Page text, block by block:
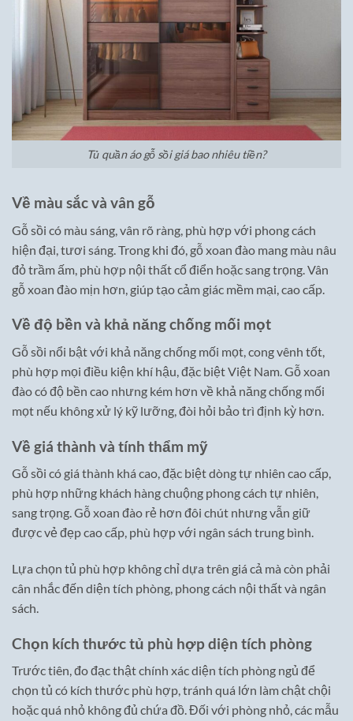
Tủ quần áo gỗ sồi giá bao nhiêu tiền?
Về màu sắc và vân gỗ
Gỗ sồi có màu sáng, vân rõ ràng, phù hợp với phong cách
hiện đại, tươi sáng. Trong khi đó, gỗ xoan đào mang màu nâu
đỏ trầm ấm, phù hợp nội thất cổ điển hoặc sang trọng. Vân
gỗ xoan đào mịn hơn, giúp tạo cảm giác mềm mại, cao cấp.
Về độ bền và khả năng chống mối mọt
Gỗ sồi nổi bật với khả năng chống mối mọt, cong vênh tốt,
phù hợp mọi điều kiện khí hậu, đặc biệt Việt Nam. Gỗ xoan
đào có độ bền cao nhưng kém hơn về khả năng chống mối
mọt nếu không xử lý kỹ lưỡng, đòi hỏi bảo trì định kỳ hơn.
Về giá thành và tính thẩm mỹ
Gỗ sồi có giá thành khá cao, đặc biệt dòng tự nhiên cao cấp,
phù hợp những khách hàng chuộng phong cách tự nhiên,
sang trọng. Gỗ xoan đào rẻ hơn đôi chút nhưng vẫn giữ
được vẻ đẹp cao cấp, phù hợp với ngân sách trung bình.
Lựa chọn tủ phù hợp không chỉ dựa trên giá cả mà còn phải
cân nhắc đến diện tích phòng, phong cách nội thất và ngân
sách.
Chọn kích thước tủ phù hợp diện tích phòng
Trước tiên, đo đạc thật chính xác diện tích phòng ngủ để
chọn tủ có kích thước phù hợp, tránh quá lớn làm chật chội
hoặc quá nhỏ không đủ chứa đồ. Đối với phòng nhỏ, các mẫu